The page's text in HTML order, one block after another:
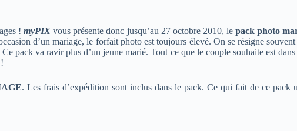
!myPIX vous présente donc jusqu’au 27 octobre 2010, le pack photo
d’un mariage, le forfait photo est toujours élevé. On se résigne
pack va ravir plus d’un jeune marié. Tout ce que le couple souhaite est
. Les frais d’expédition sont inclus dans le pack. Ce qui fait de ce pack